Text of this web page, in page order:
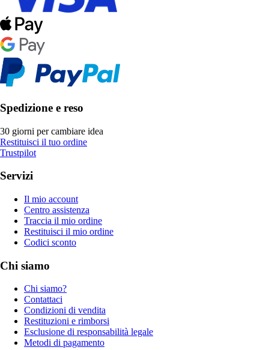
Spedizione e reso
30 giorni per cambiare idea
Restituisci il tuo ordine
Trustpilot
Servizi
Il mio account
Centro assistenza
Traccia il mio ordine
Restituisci il mio ordine
Codici sconto
Chi siamo
Chi siamo?
Contattaci
Condizioni di vendita
Restituzioni e rimborsi
Esclusione di responsabilità legale
Metodi di pagamento